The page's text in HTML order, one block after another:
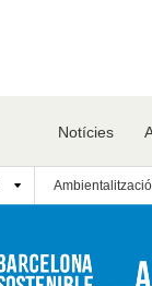
Notícies